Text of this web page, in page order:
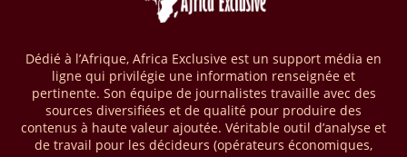
2025, en hausse d'environ 27 % par rapport à 2024. Le rapport intitulé
« The State of the Industry Report on Mobile Money 2026 » précise
mobile money réalisées à l’échelle mondiale, qui s’est établie à 2091
milliards USD (+23 % par rapport à 2024). L’Afrique a également
enregistré environ 74 % du nombre de transactions de Mobile money
répertoriées l’an passé dans le monde, avec environ 92 milliards de
transactions (+16 % par rapport à 2024) sur un total de 125 milliards
dans le monde.
Dédié à l’Afrique, Africa Exclusive est un support média en
ligne qui privilégie une information renseignée et
pertinente. Son équipe de journalistes travaille avec des
sources diversifiées et de qualité pour produire des
contenus à haute valeur ajoutée. Véritable outil d’analyse et
de travail pour les décideurs (opérateurs économiques,